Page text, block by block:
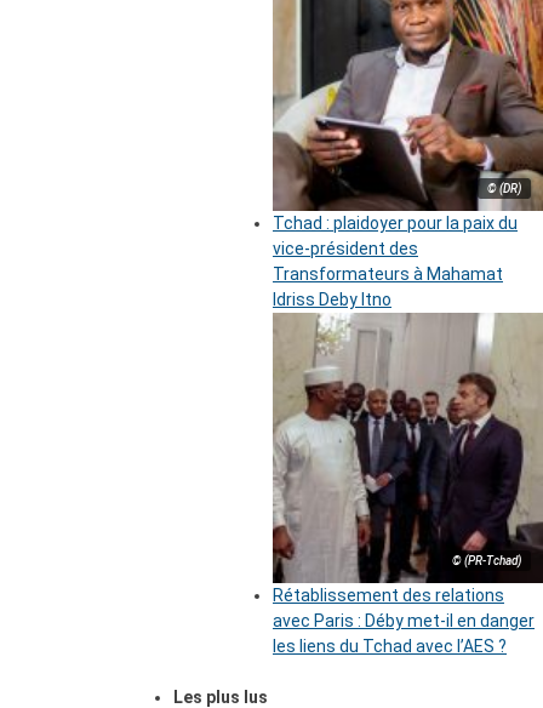
© (DR)
Tchad : plaidoyer pour la paix du
vice-président des
Transformateurs à Mahamat
Idriss Deby Itno
© (PR-Tchad)
Rétablissement des relations
avec Paris : Déby met-il en danger
les liens du Tchad avec l’AES ?
Les plus lus